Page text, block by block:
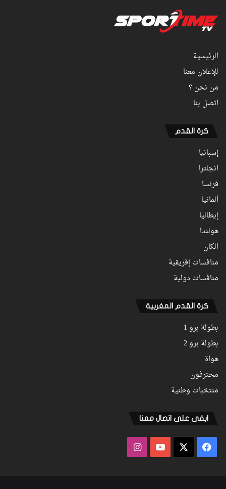
الرئيسية
للإعلان معنا
من نحن ؟
اتصل بنا
كرة القدم
إسبانيا
انجلترا
فرنسا
ألمانيا
إيطاليا
هولندا
الكان
منافسات إفريقية
منافسات دولية
كرة القدم المغربية
بطولة برو 1
بطولة برو 2
هواة
محترفون
منتخبات وطنية
ابقى على اتصال معنا
فيسبوك ‫YouTubeانستقرام